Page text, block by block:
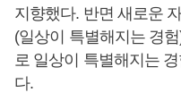
지향했다. 반면 새로운
(일상이 특별해지는 경
로 일상이 특별해지는
다.